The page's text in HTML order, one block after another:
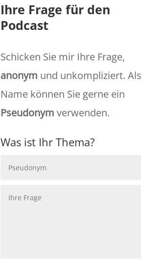
Ihre Frage für den
Podcast
Schicken Sie mir Ihre Frage,
anonym und unkompliziert. Als
Name können Sie gerne ein
Pseudonym verwenden.
Was ist Ihr Thema?